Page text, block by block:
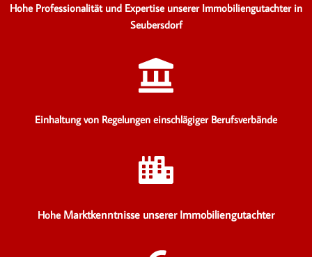
Hohe Professionalität und Expertise unserer Immobiliengutachter in
Seubersdorf
Einhaltung von Regelungen einschlägiger Berufsverbände
Hohe Marktkenntnisse unserer Immobiliengutachter